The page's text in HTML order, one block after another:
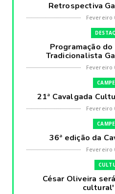
Retrospectiva
Fevereiro
Programação
Tradicionalista
Fevereiro
21ª Cavalgada
Fevereiro
36ª edição da
Fevereiro
César Oliveira
cultural'